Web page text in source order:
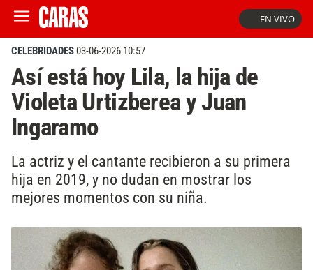
EN VIVO
CELEBRIDADES03-06-2026 10:57
Así está hoy Lila, la hija de
Violeta Urtizberea y Juan
Ingaramo
La actriz y el cantante recibieron a su primera
hija en 2019, y no dudan en mostrar los
mejores momentos con su niña.